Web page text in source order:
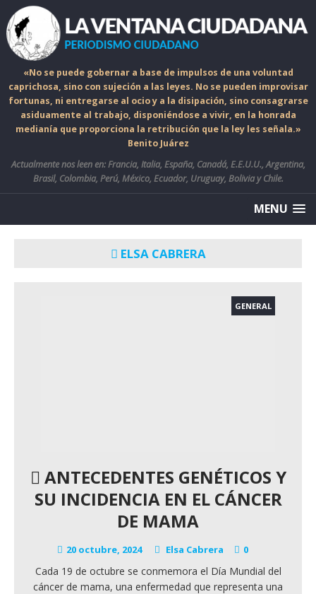
«No se puede gobernar a base de impulsos de una voluntad
caprichosa, sino con sujeción a las leyes. No se pueden improvisar
fortunas, ni entregarse al ocio y a la disipación, sino consagrarse
asiduamente al trabajo, disponiéndose a vivir, en la honrada
medianía que proporciona la retribución que la ley les señala.»
Benito Juárez
Actualmente nos leen en: Francia, Italia, España, Canadá, E.E.U.U., Argentina,
Brasil, Colombia, Perú, México, Ecuador, Uruguay, Bolivia y Chile.
MENU
ELSA CABRERA
GENERAL
ANTECEDENTES GENÉTICOS Y
SU INCIDENCIA EN EL CÁNCER
DE MAMA
20 octubre, 2024 Elsa Cabrera 0
Cada 19 de octubre se conmemora el Día Mundial del
cáncer de mama, una enfermedad que representa una